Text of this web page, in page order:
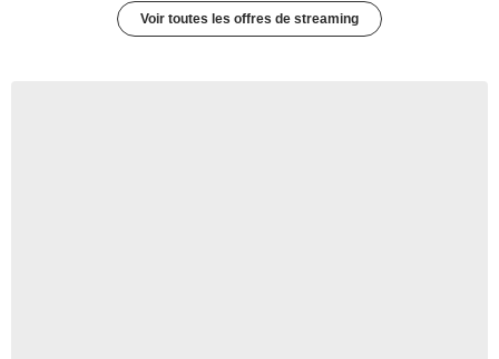
Voir toutes les offres de streaming